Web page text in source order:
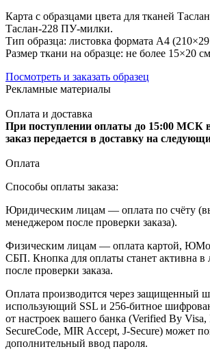
Карта с образцами цвета для тканей
Таслан-228 ПУ-милки.
Тип образца: листовка формата А4
Размер ткани на образце: не более 15×20
Посмотреть и заказать образец
Рекламные материалы
Оплата и доставка
При поступлении оплаты до 15:00 МСК
заказ передается в доставку на
Оплата
Способы оплаты заказа:
Юридическим лицам — оплата по счёту
менеджером после проверки заказа).
Физическим лицам — оплата картой,
СБП. Кнопка для оплаты станет активна в
после проверки заказа.
Оплата производится через защищенный
использующий SSL и 256-битное
от настроек вашего банка (Verified By Visa,
SecureCode, MIR Accept, J-Secure) может
дополнительный ввод пароля.